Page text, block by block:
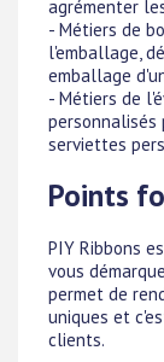
agrémenter
- Métiers de
l'emballage,
emballage
- Métiers de
personnalisés
serviettes
Points
PIY Ribbons
vous
permet de
uniques et
clients.